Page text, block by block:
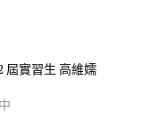
屆實習生 高維嬬